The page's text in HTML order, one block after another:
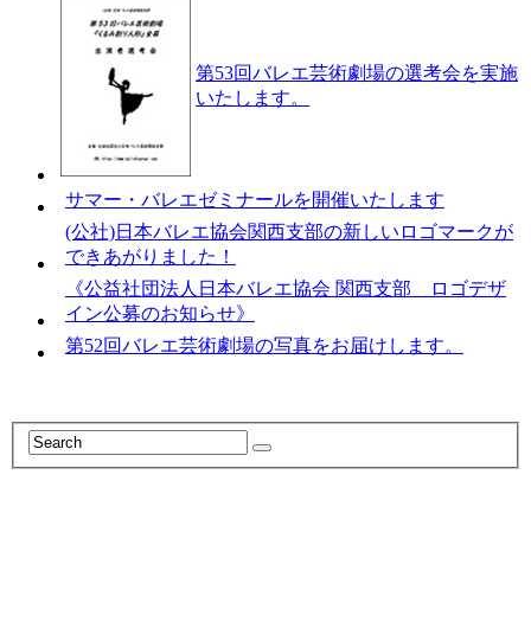
第53回バレエ芸術劇場の選考会を実施
いたします。
サマー・バレエゼミナールを開催いたします
(公社)日本バレエ協会関西支部の新しいロゴマークが
できあがりました！
《公益社団法人日本バレエ協会 関西支部 ロゴデザ
イン公募のお知らせ》
第52回バレエ芸術劇場の写真をお届けします。